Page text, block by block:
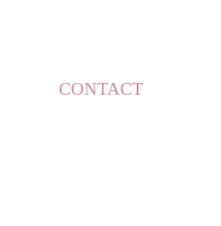
CONTACT